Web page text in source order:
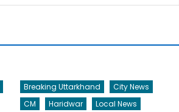
Breaking Uttarkhand
City News
CM
Haridwar
Local News